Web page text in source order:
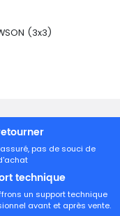
(3x3)
pas de souci de
technique
un support technique
avant et après vente.